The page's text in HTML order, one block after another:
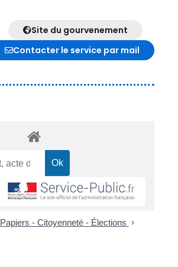
Site du gourvenement
Contacter le service par mail
Papiers - Citoyenneté - Élections >